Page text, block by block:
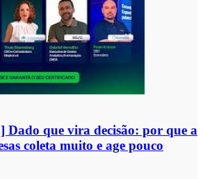
Dado que vira decisão: por que a
coleta muito e age pouco